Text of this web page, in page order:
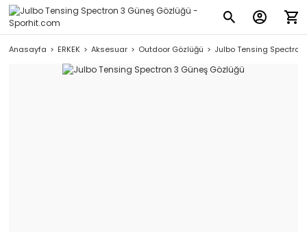
Anasayfa ERKEK Aksesuar Outdoor Gözlüğü Julbo Tensing Spectron